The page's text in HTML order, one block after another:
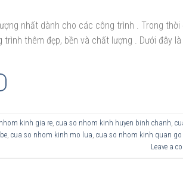
nhất dành cho các công trình . Trong thời
thêm đẹp, bền và chất lượng . Dưới đây
kinh gia re, cua so nhom kinh huyen binh chanh,
, cua so nhom kinh mo lua, cua so nhom kinh quan go
Leave a